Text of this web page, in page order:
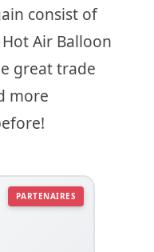
consist of
Air Balloon
great trade
more
PARTENAIRES